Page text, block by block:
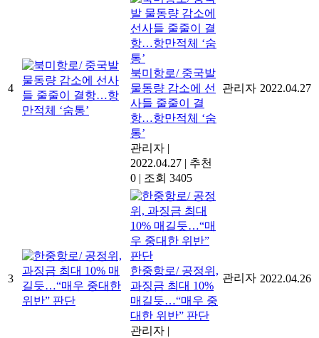
4
북미항로/ 중국발
물동량 감소에 선
사들 줄줄이 결
항…항만적체 ‘숨
통’
관리자 |
2022.04.27 | 추천
0 | 조회 3405
관리자 2022.04.27
3
한중항로/ 공정위,
과징금 최대 10%
매길듯…“매우 중
대한 위반” 판단
관리자 |
관리자 2022.04.26